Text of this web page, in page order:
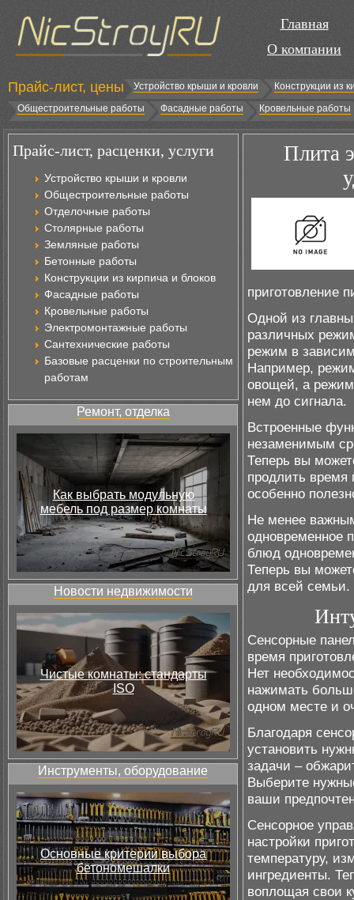
Главная
О компании
Прайс-лист, цены Устройство крыши и кровли
Конструкции из
Общестроительные работы
Фасадные работы Кровельные работы
Прайс-лист, расценки, услуги
Устройство крыши и кровли
Общестроительные работы
Отделочные работы
Столярные работы
Земляные работы
Бетонные работы
Конструкции из кирпича и блоков
Фасадные работы
Кровельные работы
Электромонтажные работы
Сантехнические работы
Базовые расценки по строительным
работам
Ремонт, отделка
Как выбрать модульную
мебель под размер комнаты
Новости недвижимости
Чистые комнаты: стандарты
ISO
Инструменты, оборудование
Основные критерии выбора
бетономешалки
Плита
приготовление
Одной из
различных
режим в
Например,
овощей, а режим
нем до сигнала.
Встроенные
незаменимым
Теперь вы
продлить время
особенно
Не менее
одновременное
блюд
Теперь вы
для всей семьи.
Сенсорные
время
Нет
нажимать
одном месте и
Благодаря
установить
задачи –
Выберите
ваши
Сенсорное
настройки
температуру,
ингредиенты.
воплощая свои